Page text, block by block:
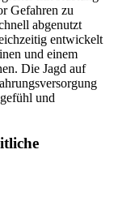
Gefahren zu
abgenutzt
entwickelt
und einem
Die Jagd auf
und